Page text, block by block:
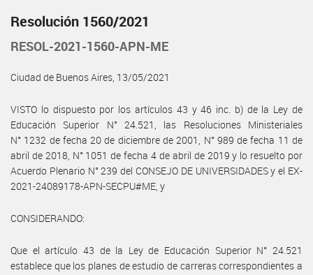
Resolución 1560/2021
RESOL-2021-1560-APN-ME
Ciudad de Buenos Aires, 13/05/2021
VISTO lo dispuesto por los artículos 43 y 46 inc. b) de la Ley de
Educación Superior N° 24.521, las Resoluciones Ministeriales
N° 1232 de fecha 20 de diciembre de 2001, N° 989 de fecha 11 de
abril de 2018, N° 1051 de fecha 4 de abril de 2019 y lo resuelto por
Acuerdo Plenario N° 239 del CONSEJO DE UNIVERSIDADES y el EX-
2021-24089178-APN-SECPU#ME, y
CONSIDERANDO:
Que el artículo 43 de la Ley de Educación Superior N° 24.521
establece que los planes de estudio de carreras correspondientes a